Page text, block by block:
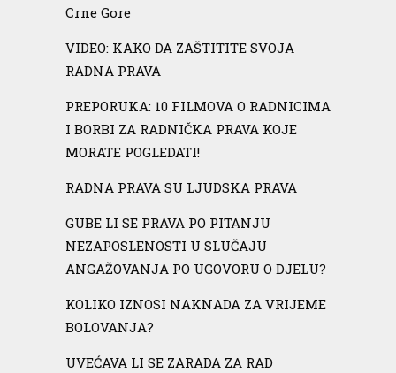
Crne Gore
VIDEO: KAKO DA ZAŠTITITE SVOJA
RADNA PRAVA
PREPORUKA: 10 FILMOVA O RADNICIMA
I BORBI ZA RADNIČKA PRAVA KOJE
MORATE POGLEDATI!
RADNA PRAVA SU LJUDSKA PRAVA
GUBE LI SE PRAVA PO PITANJU
NEZAPOSLENOSTI U SLUČAJU
ANGAŽOVANJA PO UGOVORU O DJELU?
KOLIKO IZNOSI NAKNADA ZA VRIJEME
BOLOVANJA?
UVEĆAVA LI SE ZARADA ZA RAD